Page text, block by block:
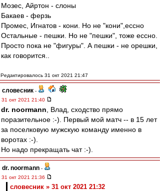
Мозес, Айртон - слоны
Бакаев - ферзь
Промес, Игнатов - кони. Но не "кони",ессно
Остальные - пешки. Но не "пешки", тоже ессно.
Просто пока не "фигуры". А пешки - не орешки,
как говорится..
Редактировалось 31 окт 2021 21:47
словесник -
31 окт 2021 21:40
dr. noormann , Влад, сходство прямо
поразительное :-). Первый мой матч -- в 15 лет
за поселковую мужскую команду именно в
воротах :-).
Но надо прекращать чат :-).
dr. noormann -
31 окт 2021 21:36
словесник » 31 окт 2021 21:32